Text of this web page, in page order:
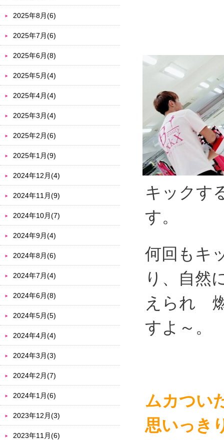
キックす
す。
何回もキ
り、自然
えられ
すよ～。
ムカつい
思いっき
2025年8月(6)
2025年7月(6)
2025年6月(8)
2025年5月(4)
2025年4月(4)
2025年3月(4)
2025年2月(6)
2025年1月(9)
2024年12月(4)
2024年11月(9)
2024年10月(7)
2024年9月(4)
2024年8月(6)
2024年7月(4)
2024年6月(8)
2024年5月(5)
2024年4月(4)
2024年3月(3)
2024年2月(7)
2024年1月(6)
2023年12月(3)
2023年11月(6)